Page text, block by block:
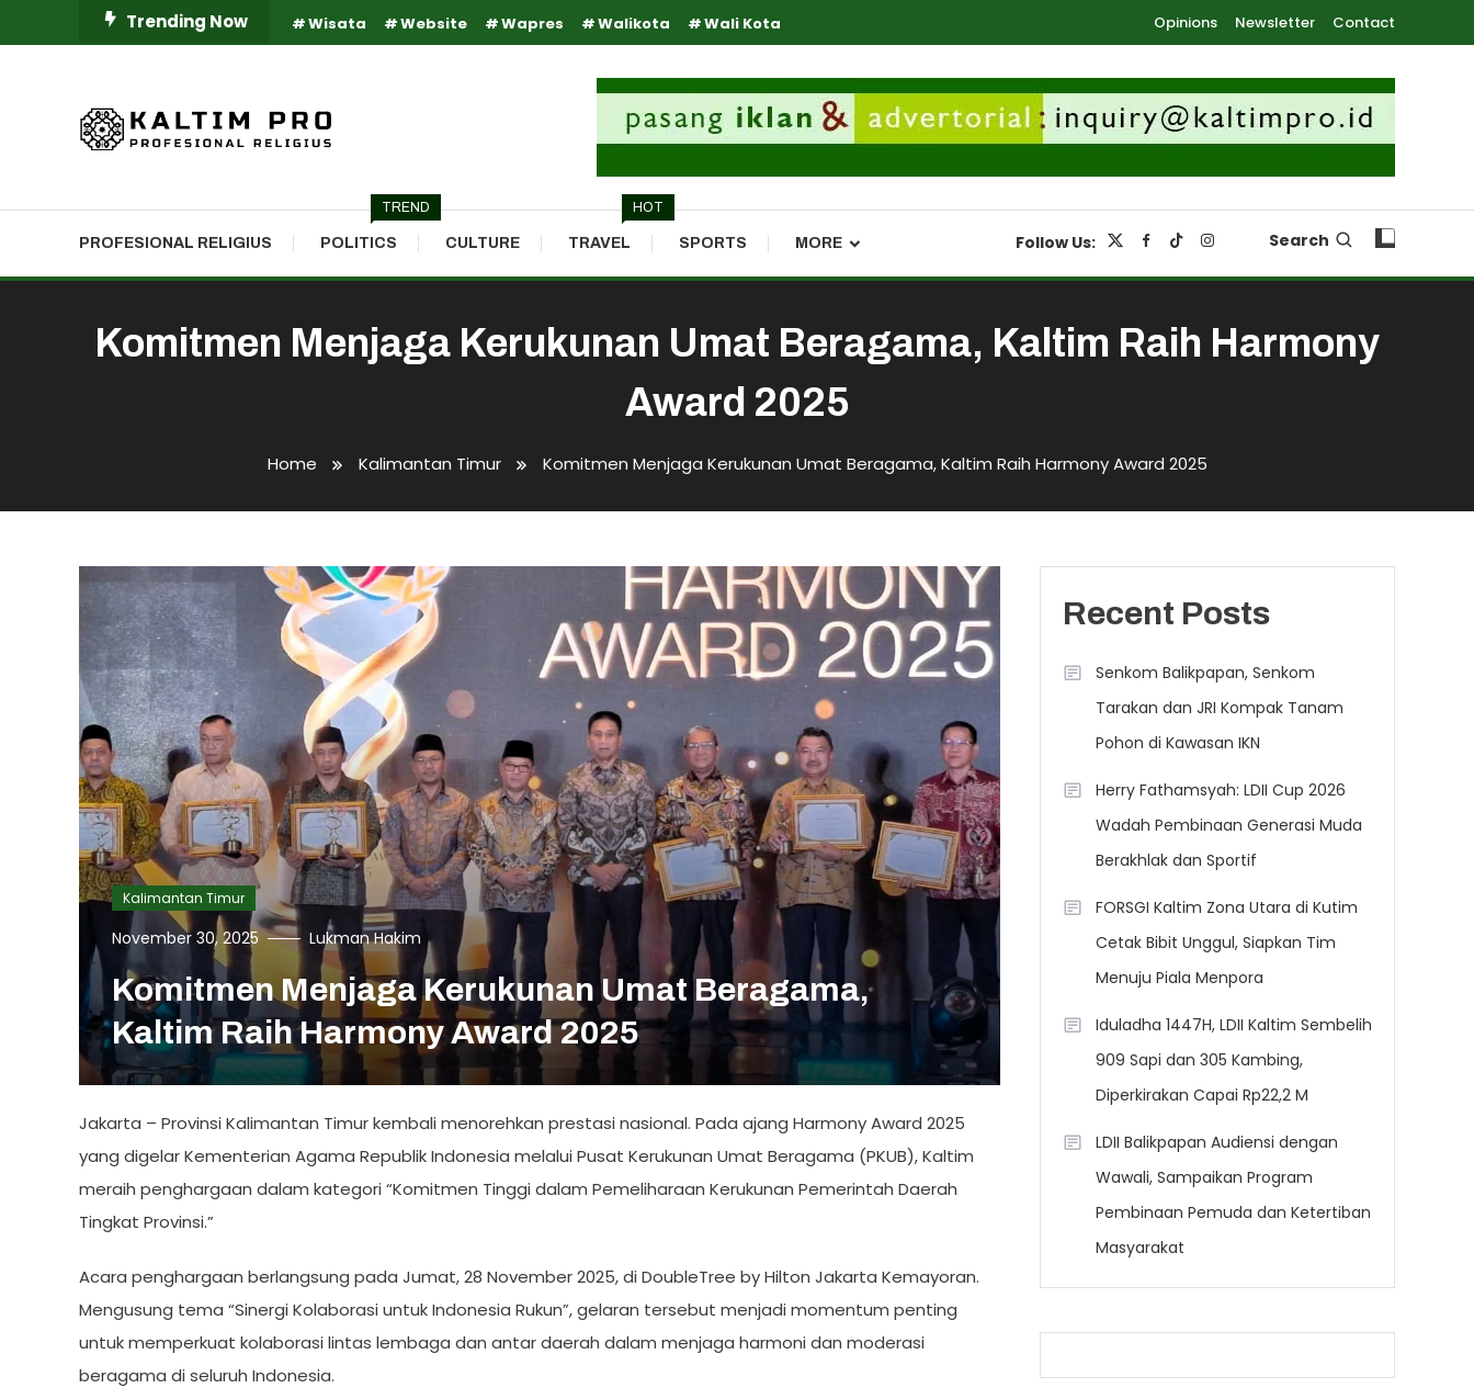
To
Trending Now Wisata Website Wapres Walikota Wali Kota Opinions Newsletter Contact
PROFESIONAL RELIGIUS POLITICS
TREND
CULTURE TRAVEL
HOT
SPORTS MORE Follow Us: Search
Komitmen Menjaga Kerukunan Umat Beragama, Kaltim Raih Harmony
Award 2025
Home Kalimantan Timur Komitmen Menjaga Kerukunan Umat Beragama, Kaltim Raih Harmony Award 2025
Kalimantan Timur
November 30, 2025 Lukman Hakim
Komitmen Menjaga Kerukunan Umat Beragama,
Kaltim Raih Harmony Award 2025
Jakarta – Provinsi Kalimantan Timur kembali menorehkan prestasi nasional. Pada ajang Harmony Award 2025
yang digelar Kementerian Agama Republik Indonesia melalui Pusat Kerukunan Umat Beragama (PKUB), Kaltim
meraih penghargaan dalam kategori “Komitmen Tinggi dalam Pemeliharaan Kerukunan Pemerintah Daerah
Tingkat Provinsi.”
Acara penghargaan berlangsung pada Jumat, 28 November 2025, di DoubleTree by Hilton Jakarta Kemayoran.
Mengusung tema “Sinergi Kolaborasi untuk Indonesia Rukun”, gelaran tersebut menjadi momentum penting
untuk memperkuat kolaborasi lintas lembaga dan antar daerah dalam menjaga harmoni dan moderasi
beragama di seluruh Indonesia.
Recent Posts
Senkom Balikpapan, Senkom
Tarakan dan JRI Kompak Tanam
Pohon di Kawasan IKN
Herry Fathamsyah: LDII Cup 2026
Wadah Pembinaan Generasi Muda
Berakhlak dan Sportif
FORSGI Kaltim Zona Utara di Kutim
Cetak Bibit Unggul, Siapkan Tim
Menuju Piala Menpora
Iduladha 1447H, LDII Kaltim Sembelih
909 Sapi dan 305 Kambing,
Diperkirakan Capai Rp22,2 M
LDII Balikpapan Audiensi dengan
Wawali, Sampaikan Program
Pembinaan Pemuda dan Ketertiban
Masyarakat